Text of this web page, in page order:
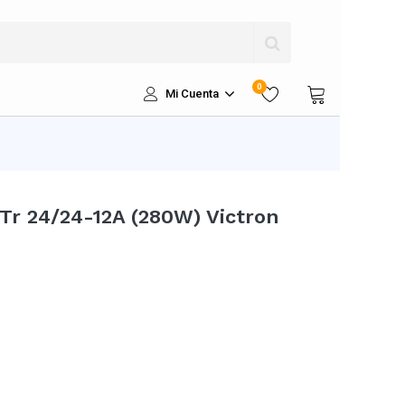
Mi Cuenta
0
24/24-12A (280W) Victron